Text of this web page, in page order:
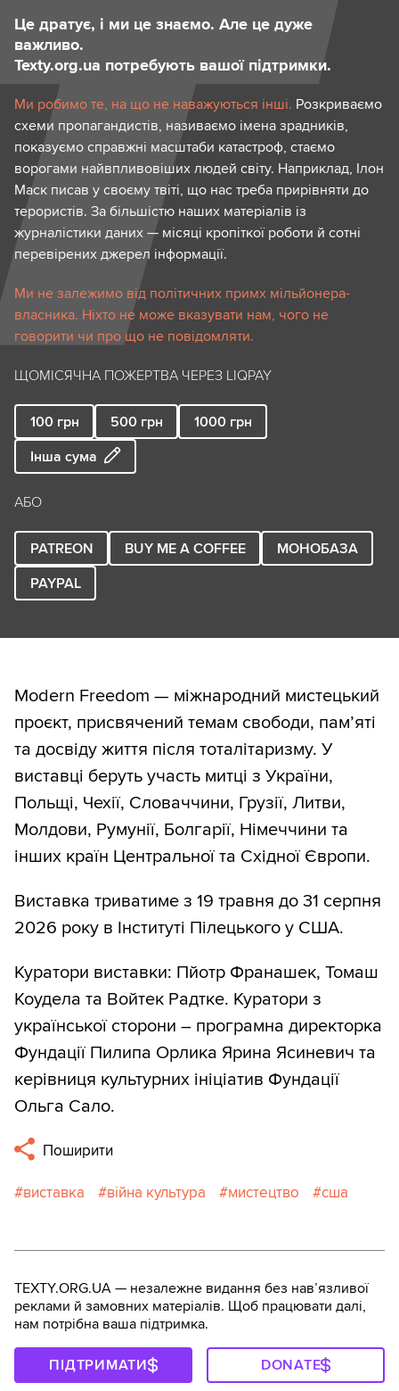
Це дратує, і ми це знаємо. Але це дуже
важливо.
Texty.org.ua потребують вашої підтримки.
Ми робимо те, на що не наважуються інші. Розкриваємо
схеми пропагандистів, називаємо імена зрадників,
показуємо справжні масштаби катастроф, стаємо
ворогами найвпливовіших людей світу. Наприклад, Ілон
Маск писав у своєму твіті, що нас треба прирівняти до
терористів. За більшістю наших матеріалів із
журналістики даних — місяці кропіткої роботи й сотні
перевірених джерел інформації.
Ми не залежимо від політичних примх мільйонера-
власника. Ніхто не може вказувати нам, чого не
говорити чи про що не повідомляти.
ЩОМІСЯЧНА ПОЖЕРТВА ЧЕРЕЗ LIQPAY
100 грн 500 грн 1000 грн
Інша сума
АБО
PATREON BUY ME A COFFEE
МОНОБАЗА
PAYPAL
Modern Freedom — міжнародний мистецький
проєкт, присвячений темам свободи, пам’яті
та досвіду життя після тоталітаризму. У
виставці беруть участь митці з України,
Польщі, Чехії, Словаччини, Грузії, Литви,
Молдови, Румунії, Болгарії, Німеччини та
інших країн Центральної та Східної Європи.
Виставка триватиме з 19 травня до 31 серпня
2026 року в Інституті Пілецького у США.
Куратори виставки: Пйотр Франашек, Томаш
Коудела та Войтек Радтке. Куратори з
української сторони – програмна директорка
Фундації Пилипа Орлика Ярина Ясиневич та
керівниця культурних ініціатив Фундації
Ольга Сало.
Поширити
виставка війна культура мистецтво сша
TEXTY.ORG.UA — незалежне видання без навʼязливої
реклами й замовних матеріалів. Щоб працювати далі,
нам потрібна ваша підтримка.
ПІДТРИМАТИ DONATE